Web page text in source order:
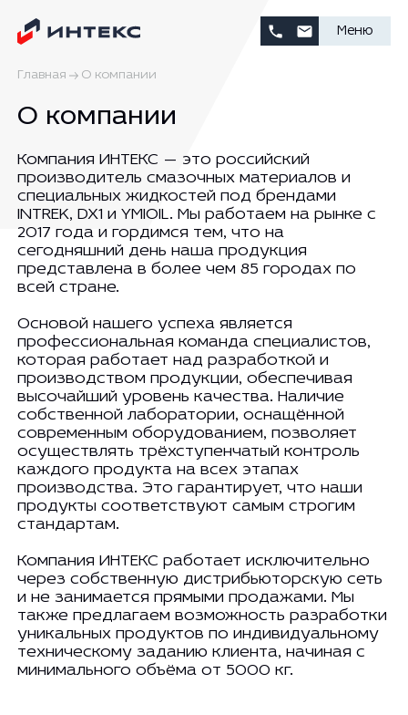
Меню
Главная О компании
О компании
Компания ИНТЕКС — это российский
производитель смазочных материалов и
специальных жидкостей под брендами
INTREK, DX1 и YMIOIL. Мы работаем на рынке с
2017 года и гордимся тем, что на
сегодняшний день наша продукция
представлена в более чем 85 городах по
всей стране.
Основой нашего успеха является
профессиональная команда специалистов,
которая работает над разработкой и
производством продукции, обеспечивая
высочайший уровень качества. Наличие
собственной лаборатории, оснащённой
современным оборудованием, позволяет
осуществлять трёхступенчатый контроль
каждого продукта на всех этапах
производства. Это гарантирует, что наши
продукты соответствуют самым строгим
стандартам.
Компания ИНТЕКС работает исключительно
через собственную дистрибьюторскую сеть
и не занимается прямыми продажами. Мы
также предлагаем возможность разработки
уникальных продуктов по индивидуальному
техническому заданию клиента, начиная с
минимального объёма от 5000 кг.